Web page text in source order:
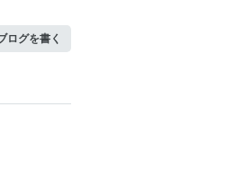
ログを書く